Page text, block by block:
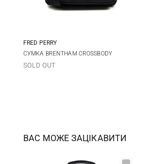
One Size
FRED PERRY
СУМКА BRENTHAM CROSSBODY
SOLD OUT
ВАС МОЖЕ ЗАЦІКАВИТИ